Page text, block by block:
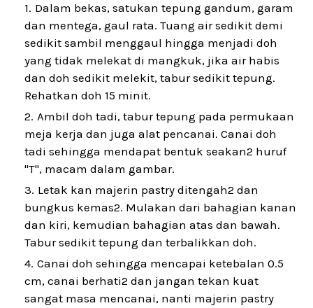
Dalam bekas, satukan tepung gandum, garam
dan mentega, gaul rata. Tuang air sedikit demi
sedikit sambil menggaul hingga menjadi doh
yang tidak melekat di mangkuk, jika air habis
dan doh sedikit melekit, tabur sedikit tepung.
Rehatkan doh 15 minit.
Ambil doh tadi, tabur tepung pada permukaan
meja kerja dan juga alat pencanai. Canai doh
tadi sehingga mendapat bentuk seakan2 huruf
"T", macam dalam gambar.
Letak kan majerin pastry ditengah2 dan
bungkus kemas2. Mulakan dari bahagian kanan
dan kiri, kemudian bahagian atas dan bawah.
Tabur sedikit tepung dan terbalikkan doh.
Canai doh sehingga mencapai ketebalan 0.5
cm, canai berhati2 dan jangan tekan kuat
sangat masa mencanai, nanti majerin pastry